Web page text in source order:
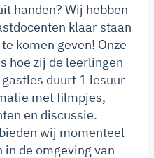
handen? Wij hebben
klaar staan
komen geven! Onze
hoe zij de leerlingen
duurt 1 lesuur
met filmpjes,
en discussie.
wij momenteel
de omgeving van